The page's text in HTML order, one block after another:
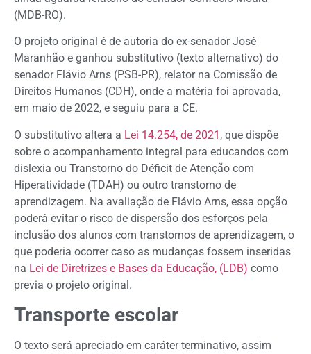
(MDB-RO).
O projeto original é de autoria do ex-senador José
Maranhão e ganhou substitutivo (texto alternativo) do
senador Flávio Arns (PSB-PR), relator na Comissão de
Direitos Humanos (CDH), onde a matéria foi aprovada,
em maio de 2022, e seguiu para a CE.
O substitutivo altera a Lei 14.254, de 2021 , que dispõe
sobre o acompanhamento integral para educandos com
dislexia ou Transtorno do Déficit de Atenção com
Hiperatividade (TDAH) ou outro transtorno de
aprendizagem. Na avaliação de Flávio Arns, essa opção
poderá evitar o risco de dispersão dos esforços pela
inclusão dos alunos com transtornos de aprendizagem, o
que poderia ocorrer caso as mudanças fossem inseridas
na Lei de Diretrizes e Bases da Educação, (LDB) como
previa o projeto original.
Transporte escolar
O texto será apreciado em caráter terminativo, assim